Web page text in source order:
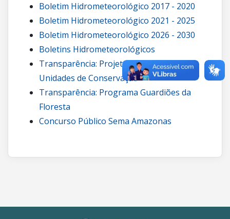
Boletim Hidrometeorológico 2017 - 2020
Boletim Hidrometeorológico 2021 - 2025
Boletim Hidrometeorológico 2026 - 2030
Boletins Hidrometeorológicos
Transparência: Projetos de carbono em
Unidades de Conservação
Transparência: Programa Guardiões da
Floresta
Concurso Público Sema Amazonas